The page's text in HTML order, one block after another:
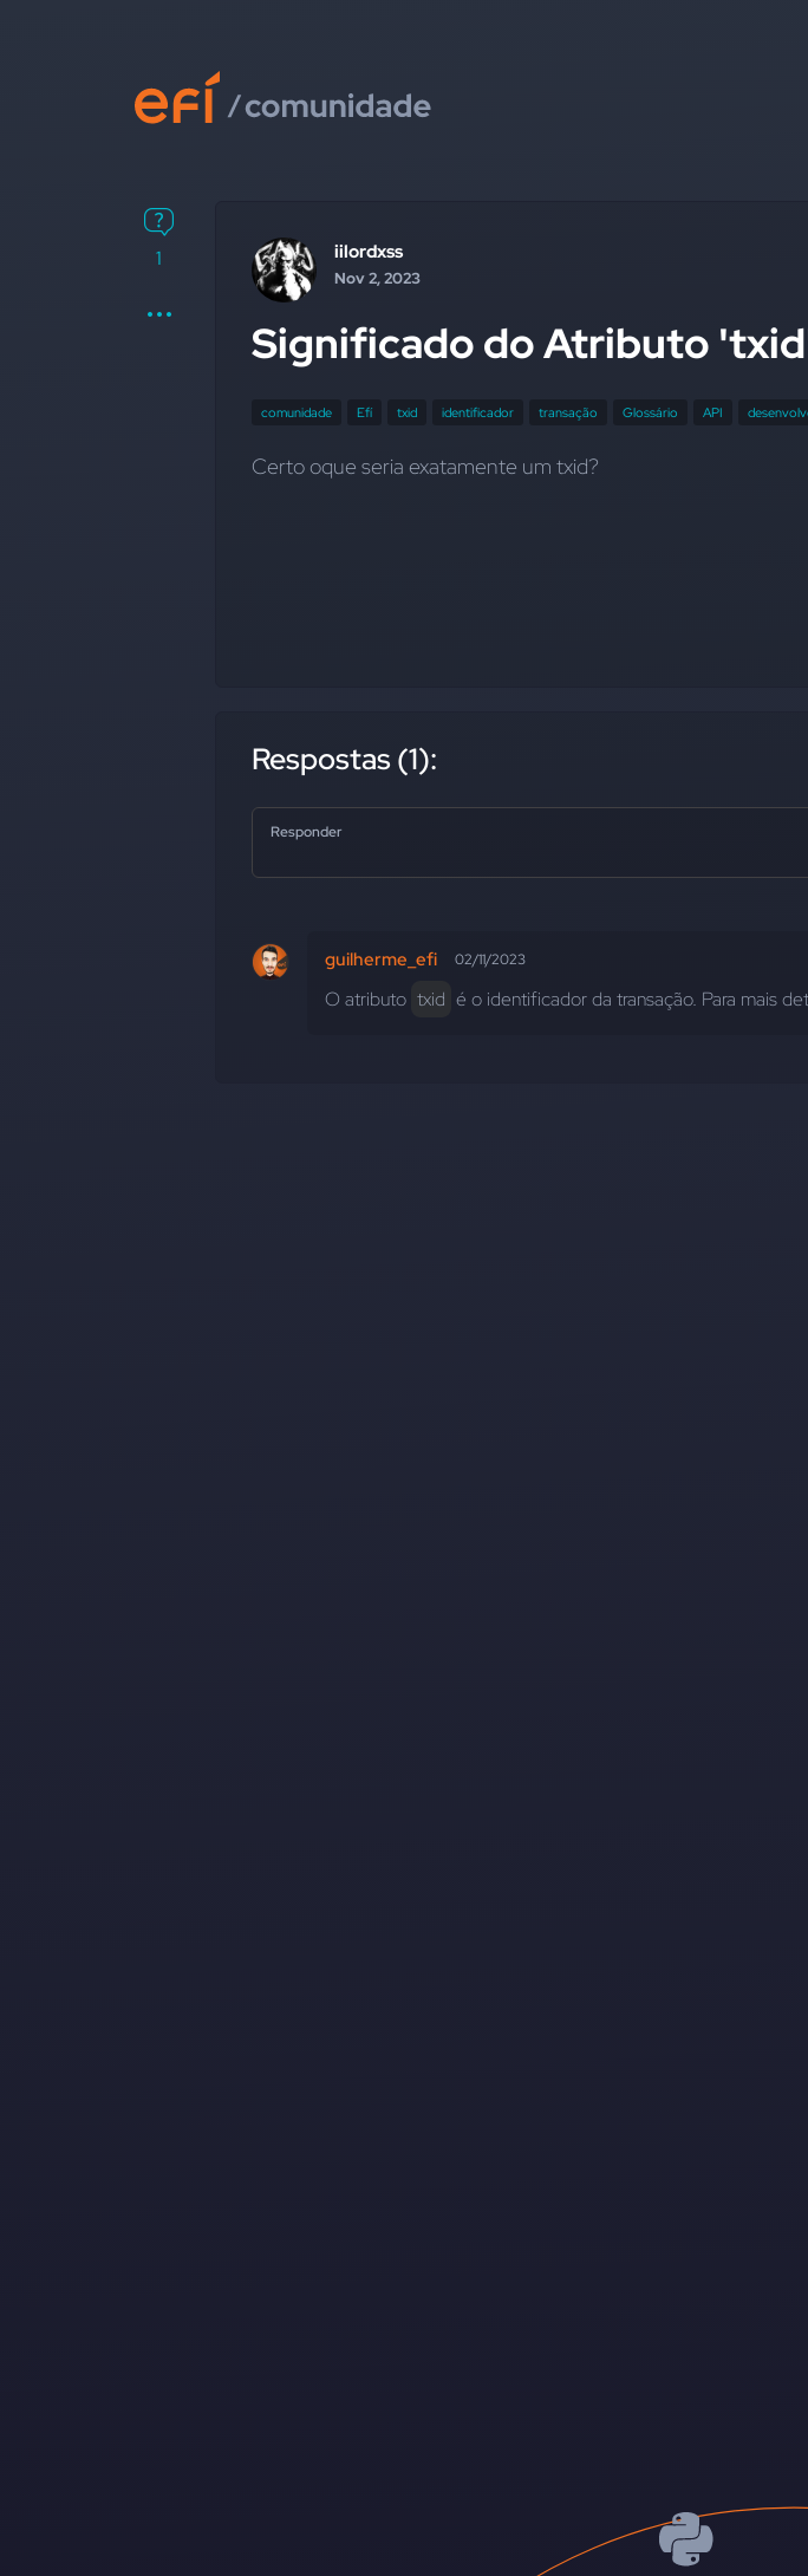
1 iilordxss
Nov 2, 2023
Significado do Atributo
comunidade Efí txid identificador transação Glossário API
Certo oque seria exatamente um txid?
Respostas (1):
Responder
guilherme_efi 02/11/2023
O atributo txid é o identificador da transação. Para mais